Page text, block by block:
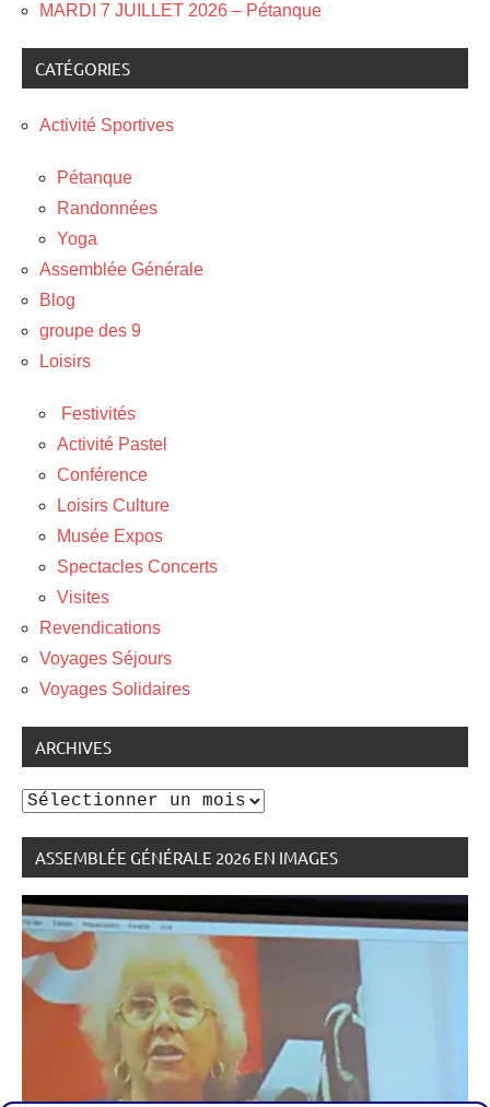
MARDI 7 JUILLET 2026 – Pétanque
CATÉGORIES
Activité Sportives
Pétanque
Randonnées
Yoga
Assemblée Générale
Blog
groupe des 9
Loisirs
Festivités
Activité Pastel
Conférence
Loisirs Culture
Musée Expos
Spectacles Concerts
Visites
Revendications
Voyages Séjours
Voyages Solidaires
ARCHIVES
Archives
ASSEMBLÉE GÉNÉRALE 2026 EN IMAGES